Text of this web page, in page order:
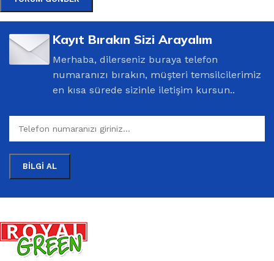
Kayıt Bırakın Sizi Arayalım
Merhaba, dilerseniz buraya telefon
numaranızı bırakın, müşteri temsilcilerimiz
en kısa sürede sizinle iletişim kursun..